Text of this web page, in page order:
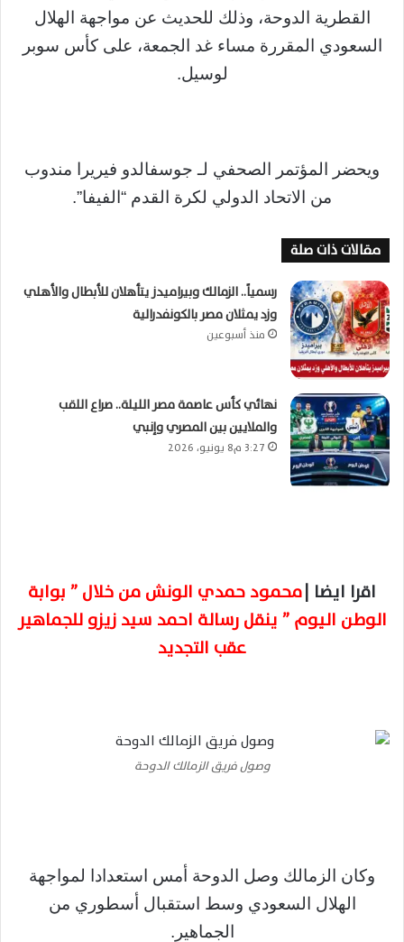
القطرية الدوحة، وذلك للحديث عن مواجهة الهلال
السعودي المقررة مساء غد الجمعة، على كأس سوبر
لوسيل.
ويحضر المؤتمر الصحفي لـ جوسفالدو فيريرا مندوب
من الاتحاد الدولي لكرة القدم “الفيفا”.
مقالات ذات صلة
رسمياً.. الزمالك وبيراميدز يتأهلان للأبطال والأهلي
وزد يمثلان مصر بالكونفدرالية
منذ أسبوعين
نهائي كأس عاصمة مصر الليلة.. صراع اللقب
والملايين بين المصري وإنبي
3:27 م8 يونيو، 2026
اقرا ايضا |محمود حمدي الونش من خلال ” بوابة
الوطن اليوم ” ينقل رسالة احمد سيد زيزو للجماهير
عقب التجديد
وصول فريق الزمالك الدوحة
وكان الزمالك وصل الدوحة أمس استعدادا لمواجهة
الهلال السعودي وسط استقبال أسطوري من
الجماهير.